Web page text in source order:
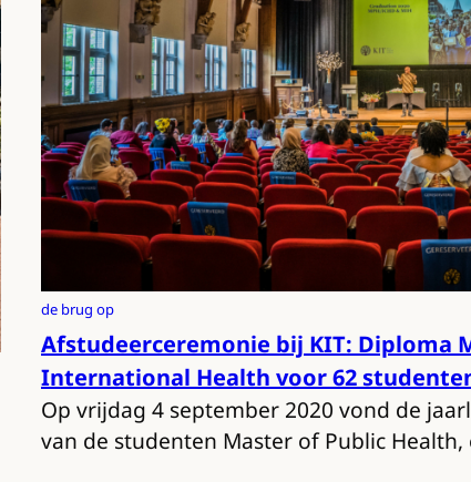
de brug op
Afstudeerceremonie bij KIT: Diploma
International Health voor 62
Op vrijdag 4 september 2020 vond de
van de studenten Master of Public